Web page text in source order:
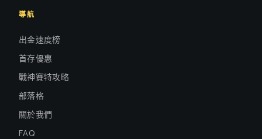
導航
出金速度榜
首存優惠
戰神賽特攻略
部落格
關於我們
FAQ